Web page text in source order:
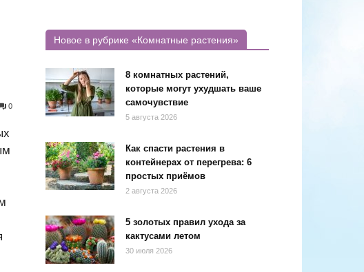
0
Новое в рубрике «Комнатные растения»
8 комнатных растений,
которые могут ухудшать ваше
самочувствие
5 августа 2026
Как спасти растения в
контейнерах от перегрева: 6
простых приёмов
2 августа 2026
5 золотых правил ухода за
кактусами летом
30 июля 2026